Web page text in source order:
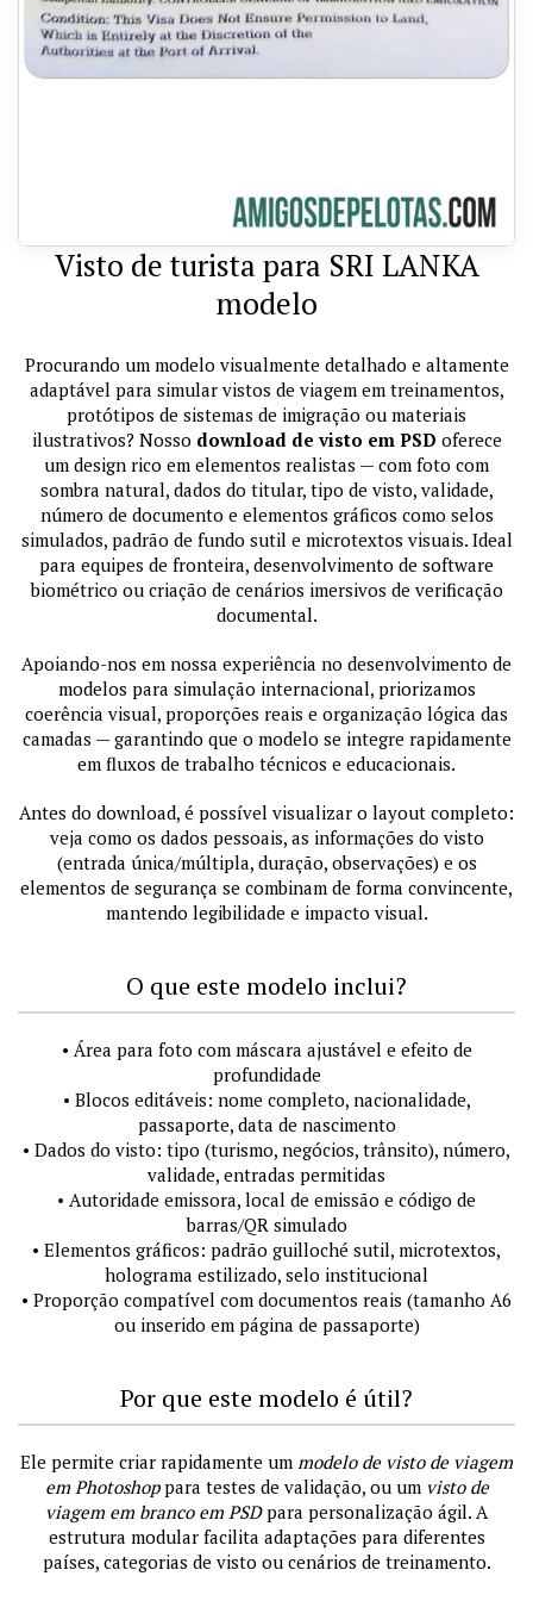
Visto de turista para SRI LANKA
modelo
Procurando um modelo visualmente detalhado e altamente
adaptável para simular vistos de viagem em treinamentos,
protótipos de sistemas de imigração ou materiais
ilustrativos? Nosso download de visto em PSD oferece
um design rico em elementos realistas — com foto com
sombra natural, dados do titular, tipo de visto, validade,
número de documento e elementos gráficos como selos
simulados, padrão de fundo sutil e microtextos visuais. Ideal
para equipes de fronteira, desenvolvimento de software
biométrico ou criação de cenários imersivos de verificação
documental.
Apoiando-nos em nossa experiência no desenvolvimento de
modelos para simulação internacional, priorizamos
coerência visual, proporções reais e organização lógica das
camadas — garantindo que o modelo se integre rapidamente
em fluxos de trabalho técnicos e educacionais.
Antes do download, é possível visualizar o layout completo:
veja como os dados pessoais, as informações do visto
(entrada única/múltipla, duração, observações) e os
elementos de segurança se combinam de forma convincente,
mantendo legibilidade e impacto visual.
O que este modelo inclui?
• Área para foto com máscara ajustável e efeito de
profundidade
• Blocos editáveis: nome completo, nacionalidade,
passaporte, data de nascimento
• Dados do visto: tipo (turismo, negócios, trânsito), número,
validade, entradas permitidas
• Autoridade emissora, local de emissão e código de
barras/QR simulado
• Elementos gráficos: padrão guilloché sutil, microtextos,
holograma estilizado, selo institucional
• Proporção compatível com documentos reais (tamanho A6
ou inserido em página de passaporte)
Por que este modelo é útil?
Ele permite criar rapidamente um modelo de visto de viagem
em Photoshoppara testes de validação, ou um visto de
viagem em branco em PSDpara personalização ágil. A
estrutura modular facilita adaptações para diferentes
países, categorias de visto ou cenários de treinamento.